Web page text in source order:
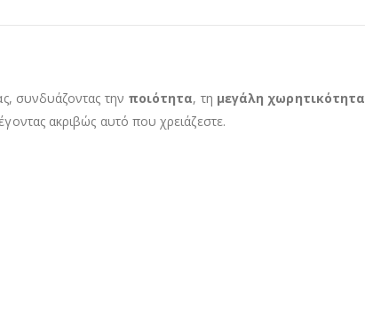
συνδυάζοντας την ποιότητα, τη μεγάλη χωρητικότητα
ακριβώς αυτό που χρειάζεστε.